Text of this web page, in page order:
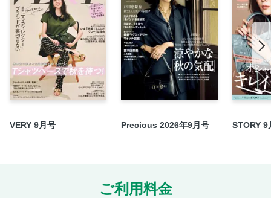
VERY 9月号 Precious 2026年9月号 STORY 9
ご利用料金